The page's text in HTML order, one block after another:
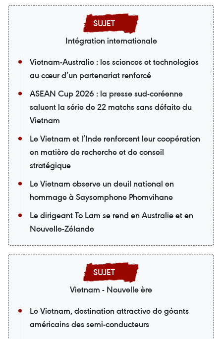
Intégration internationale
Vietnam-Australie : les sciences et technologies
au cœur d’un partenariat renforcé
ASEAN Cup 2026 : la presse sud-coréenne
saluent la série de 22 matchs sans défaite du
Vietnam
Le Vietnam et l’Inde renforcent leur coopération
en matière de recherche et de conseil
stratégique
Le Vietnam observe un deuil national en
hommage à Saysomphone Phomvihane
Le dirigeant To Lam se rend en Australie et en
Nouvelle-Zélande
Vietnam - Nouvelle ère
Le Vietnam, destination attractive de géants
américains des semi-conducteurs